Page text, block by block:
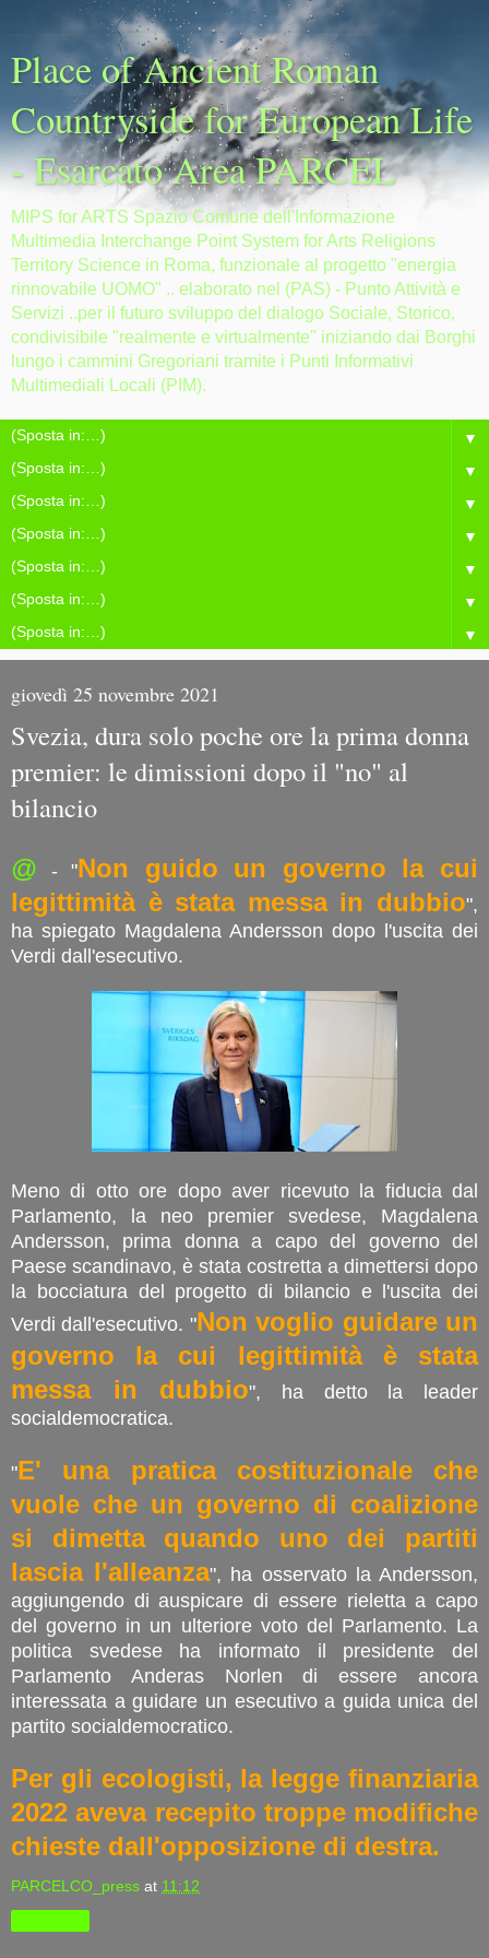
Place of Ancient Roman
Countryside for European Life
- Esarcato Area PARCEL
MIPS for ARTS Spazio Comune dell'Informazione
Multimedia Interchange Point System for Arts Religions
Territory Science in Roma, funzionale al progetto "energia
rinnovabile UOMO" .. elaborato nel (PAS) - Punto Attività e
Servizi ..per il futuro sviluppo del dialogo Sociale, Storico,
condivisibile "realmente e virtualmente" iniziando dai Borghi
lungo i cammini Gregoriani tramite i Punti Informativi
Multimediali Locali (PIM).
▼
▼
▼
▼
▼
▼
▼
giovedì 25 novembre 2021
Svezia, dura solo poche ore la prima donna
premier: le dimissioni dopo il "no" al
bilancio
@ - "Non guido un governo la cui
legittimità è stata messa in dubbio",
ha spiegato Magdalena Andersson dopo l'uscita dei
Verdi dall'esecutivo.
Meno di otto ore dopo aver ricevuto la fiducia dal
Parlamento, la neo premier svedese, Magdalena
Andersson, prima donna a capo del governo del
Paese scandinavo, è stata costretta a dimettersi dopo
la bocciatura del progetto di bilancio e l'uscita dei
Verdi dall'esecutivo. "Non voglio guidare un
governo la cui legittimità è stata
messa in dubbio", ha detto la leader
socialdemocratica.
"E' una pratica costituzionale che
vuole che un governo di coalizione
si dimetta quando uno dei partiti
lascia l'alleanza", ha osservato la Andersson,
aggiungendo di auspicare di essere rieletta a capo
del governo in un ulteriore voto del Parlamento. La
politica svedese ha informato il presidente del
Parlamento Anderas Norlen di essere ancora
interessata a guidare un esecutivo a guida unica del
partito socialdemocratico.
Per gli ecologisti, la legge finanziaria
2022 aveva recepito troppe modifiche
chieste dall'opposizione di destra.
PARCELCO_press at 11:12